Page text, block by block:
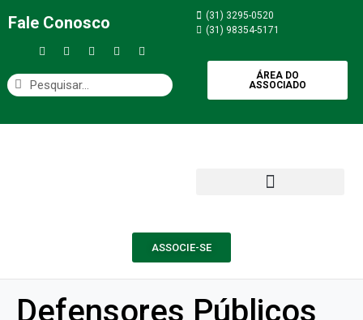
Fale Conosco
(31) 3295-0520
(31) 98354-5171
ÁREA DO
ASSOCIADO
ASSOCIE-SE
Defensores Públicos